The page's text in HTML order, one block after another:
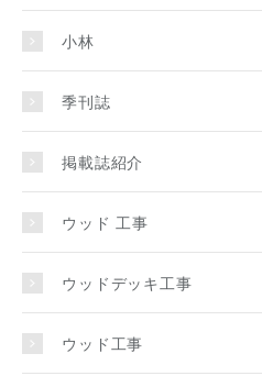
小林
季刊誌
掲載誌紹介
ウッド 工事
ウッドデッキ工事
ウッド工事